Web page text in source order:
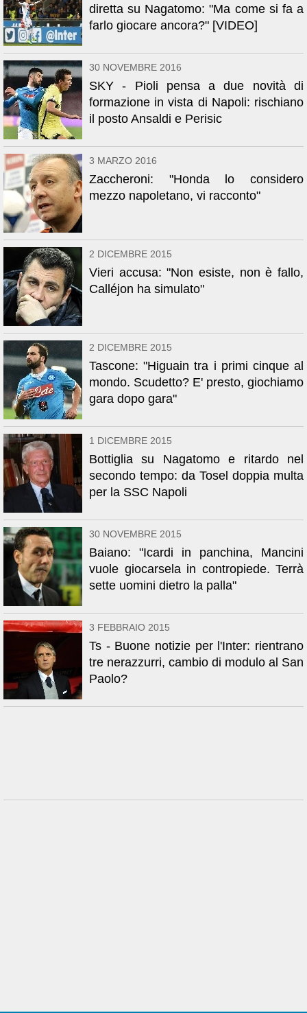
diretta su Nagatomo: "Ma come si fa a
farlo giocare ancora?" [VIDEO]
30 NOVEMBRE 2016
SKY - Pioli pensa a due novità di
formazione in vista di Napoli: rischiano
il posto Ansaldi e Perisic
3 MARZO 2016
Zaccheroni: "Honda lo considero
mezzo napoletano, vi racconto"
2 DICEMBRE 2015
Vieri accusa: "Non esiste, non è fallo,
Calléjon ha simulato"
2 DICEMBRE 2015
Tascone: "Higuain tra i primi cinque al
mondo. Scudetto? E' presto, giochiamo
gara dopo gara"
1 DICEMBRE 2015
Bottiglia su Nagatomo e ritardo nel
secondo tempo: da Tosel doppia multa
per la SSC Napoli
30 NOVEMBRE 2015
Baiano: "Icardi in panchina, Mancini
vuole giocarsela in contropiede. Terrà
sette uomini dietro la palla"
3 FEBBRAIO 2015
Ts - Buone notizie per l'Inter: rientrano
tre nerazzurri, cambio di modulo al San
Paolo?